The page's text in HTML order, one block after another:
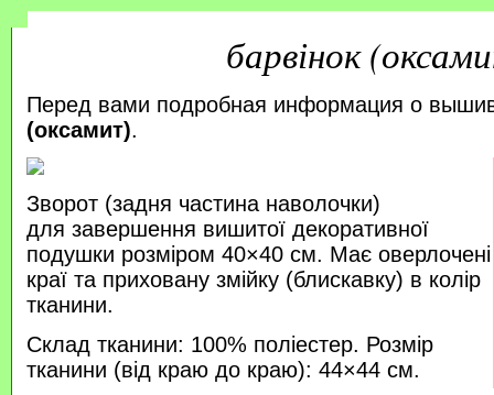
барвінок
Перед вами подробная информация о
(оксамит).
Зворот (задня частина наволочки)
для завершення вишитої декоративної
подушки розміром 40×40 см. Має оверлочені
краї та приховану змійку (блискавку) в колір
тканини.
Склад тканини: 100% поліестер. Розмір
тканини (від краю до краю): 44×44 см.